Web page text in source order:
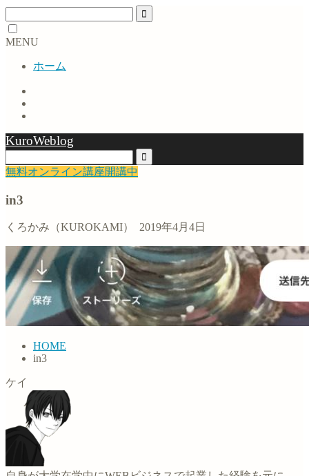
MENU
ホーム
KuroWeblog
無料オンライン講座開講中
in3
くろかみ（KUROKAMI） 2019年4月4日
HOME
in3
ケイ